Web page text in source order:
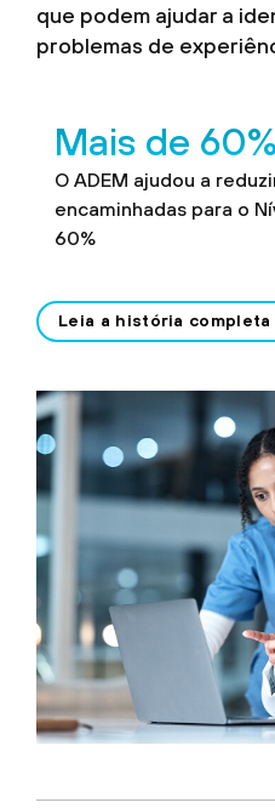
que podem ajudar a
problemas de
Mais de
O ADEM ajudou a
encaminhadas para o
60%
Leia a história completa